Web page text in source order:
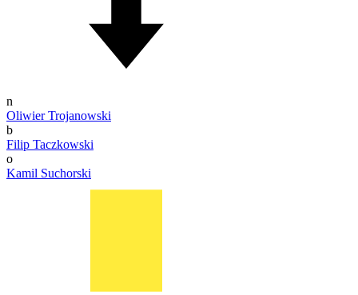
n
Oliwier Trojanowski
b
Filip Taczkowski
o
Kamil Suchorski